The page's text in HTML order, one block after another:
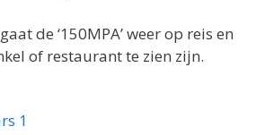
de ‘150MPA’ weer op reis en
of restaurant te zien zijn.